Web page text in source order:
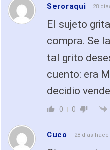
Seroraqui 28
El sujeto
compra. Se
tal grito
cuento: era
decidio
0 0
Cuco 28 dias hace